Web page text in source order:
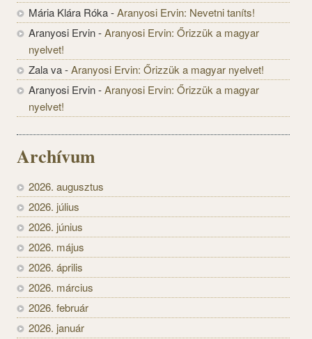
Mária Klára Róka-Aranyosi Ervin: Nevetni taníts!
Aranyosi Ervin-Aranyosi Ervin: Őrizzük a magyar
nyelvet!
Zala va-Aranyosi Ervin: Őrizzük a magyar nyelvet!
Aranyosi Ervin-Aranyosi Ervin: Őrizzük a magyar
nyelvet!
Archívum
2026. augusztus
2026. július
2026. június
2026. május
2026. április
2026. március
2026. február
2026. január